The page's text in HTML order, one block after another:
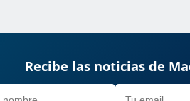
Recibe las noticias de